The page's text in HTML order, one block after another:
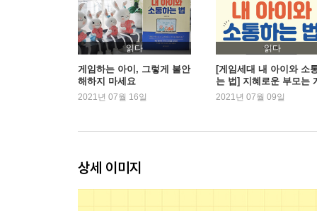
테슬라의 게임개발자 채용 공고
게임 속으로 들어온 명품 브랜드
게임 속 선거 운동, 대통령을 만들다
BTS, 게임 속으로 들어가다
게임과의 협업, 대안이 아니라 답이다
일기예보에 녹아 있는 게임 기술
3부 | 게임세대 아이들을 위해 부모는 무엇을 준비
스티브 잡스, 빌 게이츠, 일론 머스크의 공통점
읽다
게임하는 아이, 그렇게 불안
해하지 마세요
2021년 07월 16일
읽다
[게임세대 내 아이와 소
는 법] 지혜로운 부모는
임에서 아이의 미래를
2021년 07월 09일
상세 이미지